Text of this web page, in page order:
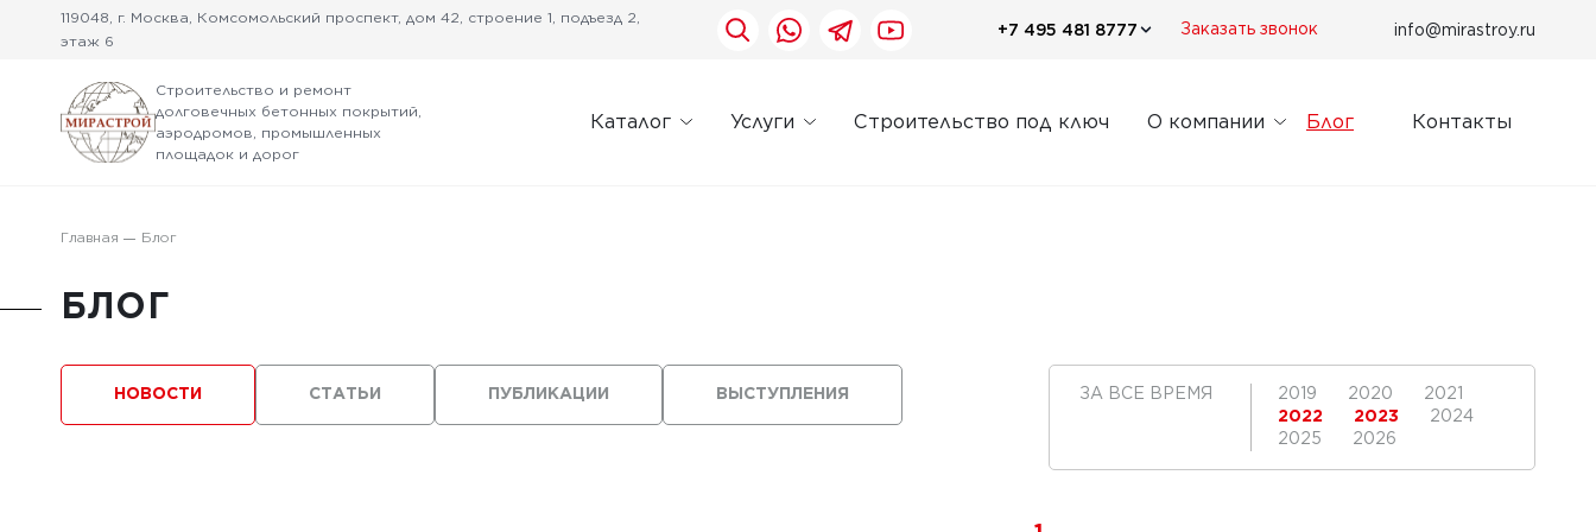
119048, г. Москва, Комсомольский проспект, дом 42, строение 1, подъезд 2,
этаж 6
+7 495 481 8777 Заказать звонок info@mirastroy.ru
Строительство и ремонт
долговечных бетонных покрытий,
аэродромов, промышленных
площадок и дорог
Каталог Услуги Строительство под ключ О компании Блог Контакты
Главная Блог
БЛОГ
ВЫСТУПЛЕНИЯ
ПУБЛИКАЦИИ
НОВОСТИ СТАТЬИ ЗА ВСЕ ВРЕМЯ 2019 2020
2021
2022
2023
2024
2025
2026